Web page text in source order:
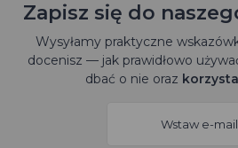
Zapisz się do
Wysyłamy praktyczne
docenisz — jak prawidłowo
dbać o nie oraz